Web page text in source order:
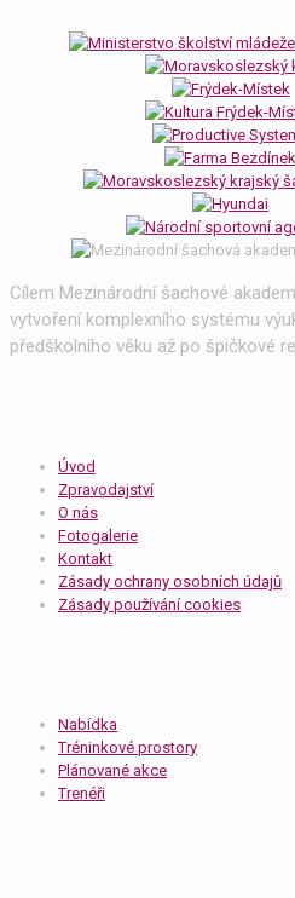
Cílem Mezinárodní šachové
vytvoření komplexního systému
předškolního věku až po špičkové
Úvod
Zpravodajství
O nás
Fotogalerie
Kontakt
Zásady ochrany osobních údajů
Zásady používání cookies
Nabídka
Tréninkové prostory
Plánované akce
Trenéři